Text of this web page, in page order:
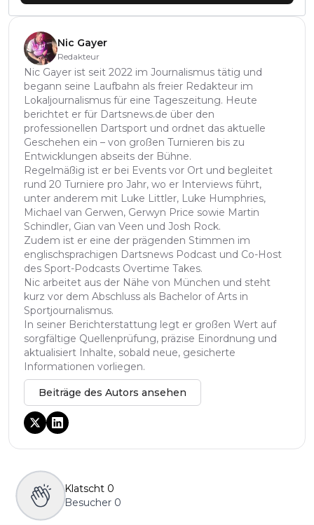
Nic Gayer
Redakteur
Nic Gayer ist seit 2022 im Journalismus tätig und
begann seine Laufbahn als freier Redakteur im
Lokaljournalismus für eine Tageszeitung. Heute
berichtet er für Dartsnews.de über den
professionellen Dartsport und ordnet das aktuelle
Geschehen ein – von großen Turnieren bis zu
Entwicklungen abseits der Bühne.
Regelmäßig ist er bei Events vor Ort und begleitet
rund 20 Turniere pro Jahr, wo er Interviews führt,
unter anderem mit Luke Littler, Luke Humphries,
Michael van Gerwen, Gerwyn Price sowie Martin
Schindler, Gian van Veen und Josh Rock.
Zudem ist er eine der prägenden Stimmen im
englischsprachigen Dartsnews Podcast und Co-Host
des Sport-Podcasts Overtime Takes.
Nic arbeitet aus der Nähe von München und steht
kurz vor dem Abschluss als Bachelor of Arts in
Sportjournalismus.
In seiner Berichterstattung legt er großen Wert auf
sorgfältige Quellenprüfung, präzise Einordnung und
aktualisiert Inhalte, sobald neue, gesicherte
Informationen vorliegen.
Beiträge des Autors ansehen
Klatscht 0
Besucher 0